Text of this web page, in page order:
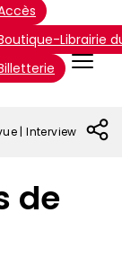
Librairie
| Interview
de